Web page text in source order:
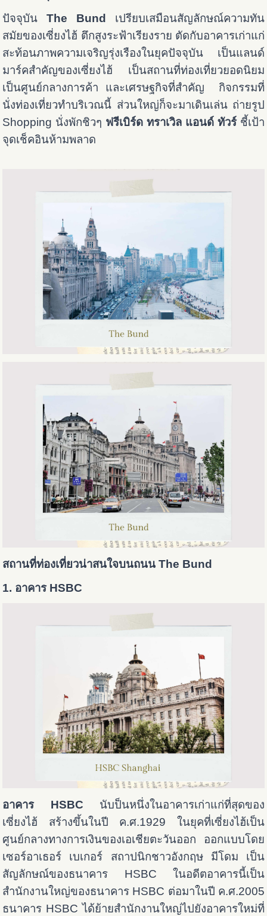
ปัจจุบันThe Bund
เปรียบเสมือนสัญลักษณ์ความทัน
สมัยของเซี่ยงไฮ้ ตึกสูงระฟ้าเรียงราย ตัดกับอาคารเก่าแก่
สะท้อนภาพความเจริญรุ่งเรืองในยุคปัจจุบัน เป็นแลนด์
มาร์คสำคัญของเซี่ยงไฮ้ เป็นสถานที่ท่องเที่ยวยอดนิยม
เป็นศูนย์กลางการค้า และเศรษฐกิจที่สำคัญ กิจกรรมที่
นั่งท่องเที่ยวทำบริเวณนี้ ส่วนใหญ่ก็จะมาเดินเล่น ถ่ายรูป
Shopping นั่งพักชิวๆ ฟรีเบิร์ด ทราเวิล แอนด์ ทัวร์ชี้เป้า
จุดเช็คอินห้ามพลาด
สถานที่ท่องเที่ยวน่าสนใจบนถนน The Bund
1. อาคาร HSBC
อาคาร HSBC นับป็นหนึ่งในอาคารเก่าแก่ที่สุดของ
เซี่ยงไฮ้ สร้างขึ้นในปี ค.ศ.1929 ในยุคที่เซี่ยงไฮ้เป็น
ศูนย์กลางทางการเงินของเอเชียตะวันออก ออกแบบโดย
เซอร์อาเธอร์ เบเกอร์ สถาปนิกชาวอังกฤษ มีโดม เป็น
สัญลักษณ์ของธนาคาร HSBC ในอดีตอาคารนี้เป็น
สำนักงานใหญ่ของธนาคาร HSBC ต่อมาในปี ค.ศ.2005
ธนาคาร HSBC ได้ย้ายสำนักงานใหญ่ไปยังอาคารใหม่ที่